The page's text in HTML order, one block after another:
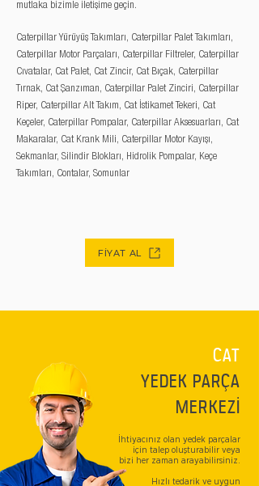
mutlaka bizimle iletişime geçin.
Caterpillar Yürüyüş Takımları, Caterpillar Palet Takımları,
Caterpillar Motor Parçaları, Caterpillar Filtreler, Caterpillar
Cıvatalar, Cat Palet, Cat Zincir, Cat Bıçak, Caterpillar
Tırnak, Cat Şanzıman, Caterpillar Palet Zinciri, Caterpillar
Riper, Caterpillar Alt Takım, Cat İstikamet Tekeri, Cat
Keçeler, Caterpillar Pompalar, Caterpillar Aksesuarları, Cat
Makaralar, Cat Krank Mili, Caterpillar Motor Kayışı,
Sekmanlar, Silindir Blokları, Hidrolik Pompalar, Keçe
Takımları, Contalar, Somunlar
FİYAT AL
CAT
YEDEK PARÇA
MERKEZİ
İhtiyacınız olan yedek parçalar
için talep oluşturabilir veya
bizi her zaman arayabilirsiniz.
Hızlı tedarik ve uygun